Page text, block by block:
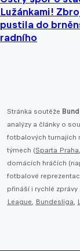
Lužánkami!
pustila do
radního
Stránka soutěže
analýzy a články o
fotbalových turnajích
týmech (Sparta Praha,
domácích hráčích
fotbalové
přináší i rychlé
League, Bundesliga,